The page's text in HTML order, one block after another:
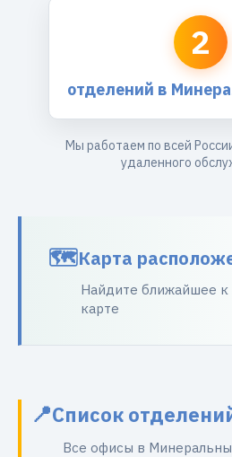
2
отделений в
Мы работаем по всей
удаленного
Карта
Найдите ближайшее
карте
Список
Все офисы в